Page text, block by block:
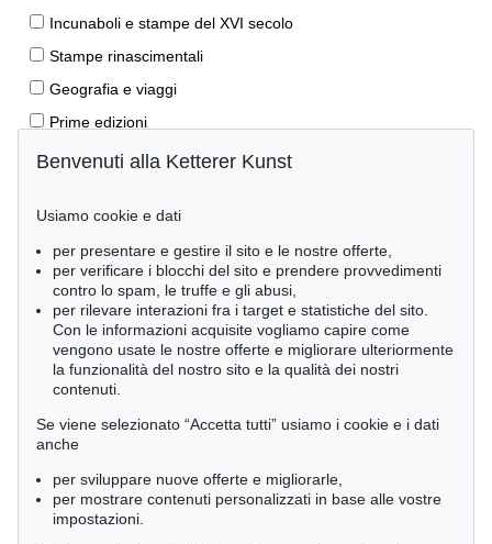
Incunaboli e stampe del XVI secolo
Stampe rinascimentali
Geografia e viaggi
Prime edizioni
Manoscritti antichi
Libri per bambini
Lifestyle
Pietre miliari delle scienze naturali
Letteratura classica
Economia e diritto
Meraviglie della natura
Cimelia
Ordine:
Benvenuti alla Ketterer Kunst
Usiamo cookie e dati
per presentare e gestire il sito e le nostre offerte,
per verificare i blocchi del sito e prendere provvedimenti
contro lo spam, le truffe e gli abusi,
per rilevare interazioni fra i target e statistiche del sito.
Con le informazioni acquisite vogliamo capire come
vengono usate le nostre offerte e migliorare ulteriormente
la funzionalità del nostro sito e la qualità dei nostri
contenuti.
Se viene selezionato “Accetta tutti” usiamo i cookie e i dati
anche
per sviluppare nuove offerte e migliorarle,
per mostrare contenuti personalizzati in base alle vostre
impostazioni.